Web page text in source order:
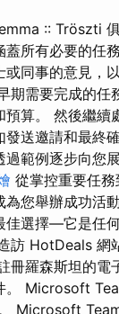
:: Tröszti
所有必要的任
或同事的意見，
期需要完成的任
預算。 然後繼續
送邀請和最終
範例逐步向您
從掌控重要任
為您舉辦成功活
佳選擇—它是任
訪 HotDeals 網
冊羅森斯坦的電
。 Microsoft
Microsoft